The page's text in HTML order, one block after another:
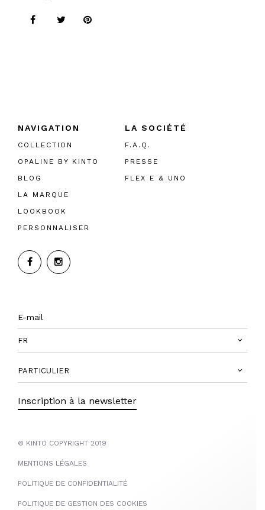
NAVIGATION
COLLECTION
OPALINE BY KINTO
BLOG
LA MARQUE
LOOKBOOK
PERSONNALISER
LA SOCIÉTÉ
F.A.Q.
PRESSE
FLEX E & UNO
FR
PARTICULIER
Inscription à la newsletter
© KINTO COPYRIGHT 2019
MENTIONS LÉGALES
POLITIQUE DE CONFIDENTIALITÉ
POLITIQUE DE GESTION DES COOKIES